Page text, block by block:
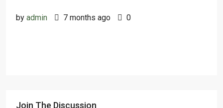
by admin 7 months ago 0
Join The Discussion